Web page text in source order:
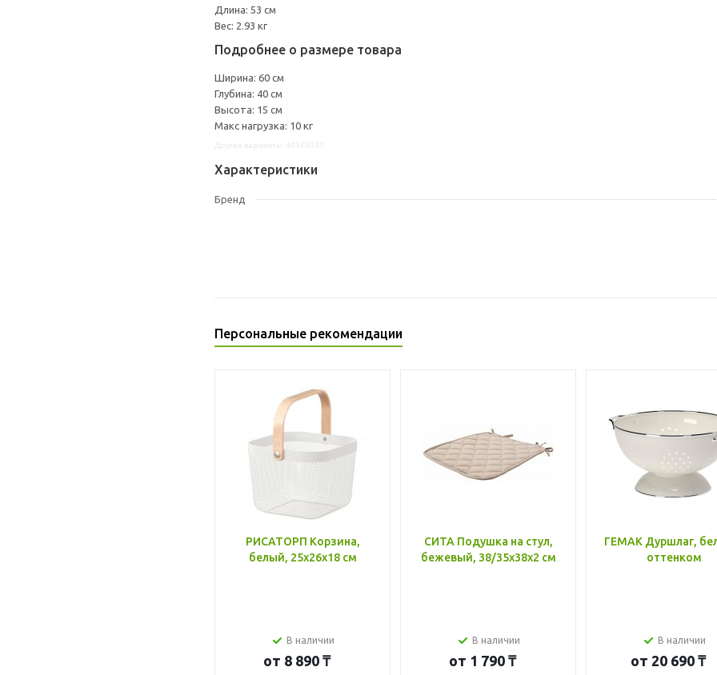
Длина: 53 см
Вес: 2.93 кг
Подробнее о размере товара
Ширина: 60 см
Глубина: 40 см
Высота: 15 см
Макс нагрузка: 10 кг
Характеристики
Бренд
Персональные рекомендации
РИСАТОРП Корзина,
белый, 25x26x18 см
В наличии
от 8 890 ₸
СИТА Подушка на стул,
бежевый, 38/35x38x2 см
В наличии
от 1 790 ₸
ГЕМАК Дуршлаг,
оттенком
В наличии
от 20 690 ₸